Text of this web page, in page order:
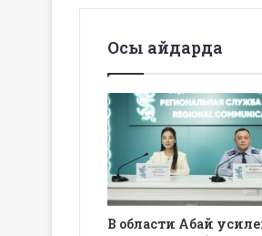
Осы айдарда
В области Абай